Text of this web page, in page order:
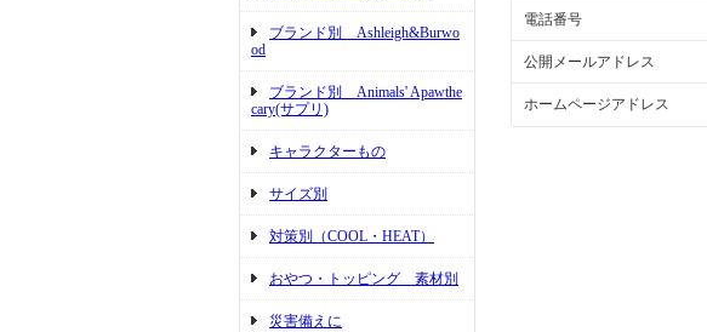
ブランド別 Ashleigh&Burwo
od
ブランド別 Animals' Apawthe
cary(サプリ)
キャラクターもの
サイズ別
対策別（COOL・HEAT）
おやつ・トッピング 素材別
災害備えに
電話番号
公開メールアドレス
ホームページアドレス